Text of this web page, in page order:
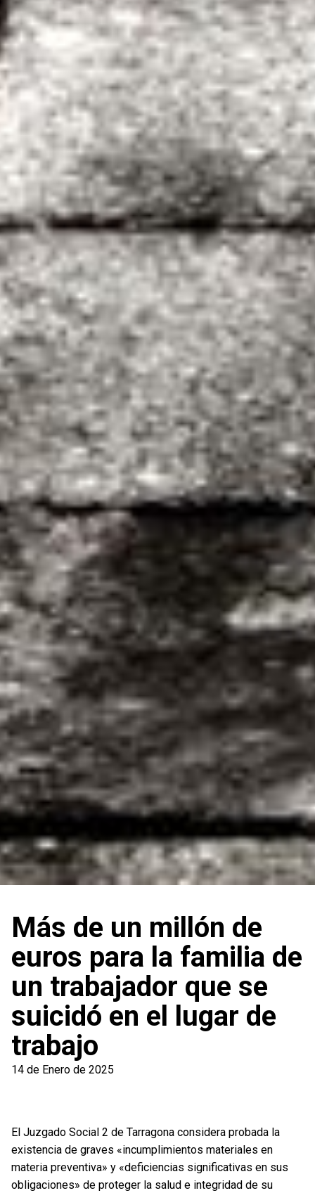
Más de un millón de
euros para la familia de
un trabajador que se
suicidó en el lugar de
trabajo
14 de Enero de 2025
El Juzgado Social 2 de Tarragona considera probada la
existencia de graves «incumplimientos materiales en
materia preventiva» y «deficiencias significativas en sus
obligaciones» de proteger la salud e integridad de su